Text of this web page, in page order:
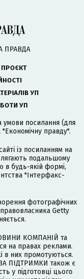
ПРАВДА
УП
УП
умови посилання (для
правду".
із посиланням на
подальшому
будь-якій формі,
"Інтерфакс-
фотографічних
правовласника Getty
КОМПАНІЙ та
на правах реклами.
в них промотуються.
ПІДТРИМКИ також є
у підготовці цього